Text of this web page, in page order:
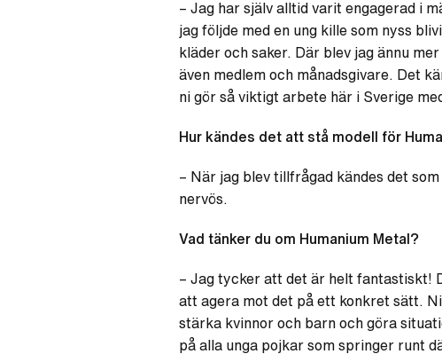
– Jag har själv alltid varit engagerad i
jag följde med en ung kille som nyss
kläder och saker. Där blev jag ännu
även medlem och månadsgivare. Det
ni gör så viktigt arbete här i Sverige
Hur kändes det att stå modell för
– När jag blev tillfrågad kändes det
nervös.
Vad tänker du om Humanium Metal?
– Jag tycker att det är helt fantastiskt!
att agera mot det på ett konkret sätt.
stärka kvinnor och barn och göra
på alla unga pojkar som springer runt